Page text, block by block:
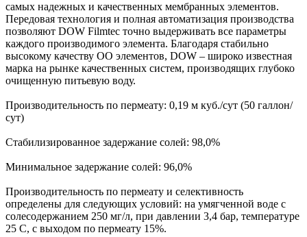
самых надежных и качественных мембранных элементов.
Передовая технология и полная автоматизация производства
позволяют DOW Filmtec точно выдерживать все параметры
каждого производимого элемента. Благодаря стабильно
высокому качеству ОО элементов, DOW – широко известная
марка на рынке качественных систем, производящих глубоко
очищенную питьевую воду.
Производительность по пермеату: 0,19 м куб./сут (50 галлон/
сут)
Стабилизированное задержание солей: 98,0%
Минимальное задержание солей: 96,0%
Производительность по пермеату и селективность
определены для следующих условий: на умягченной воде с
солесодержанием 250 мг/л, при давлении 3,4 бар, температуре
25 C, с выходом по пермеату 15%.